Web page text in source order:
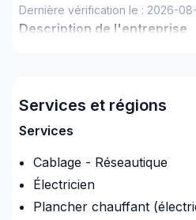
Dernière vérification le : 2026-
Description de l'entreprise
Companie d'assurance:
Numéro de police d'assurance
Services et régions
Services
Cablage - Réseautique
Électricien
Plancher chauffant